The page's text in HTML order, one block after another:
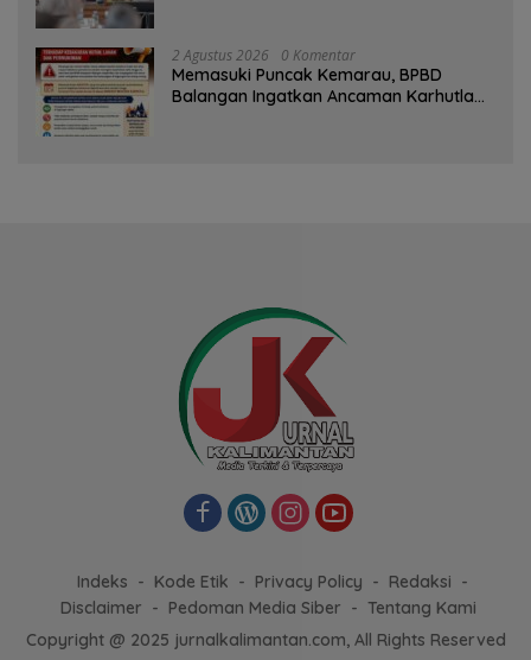
2 Agustus 2026 0 Komentar
Memasuki Puncak Kemarau, BPBD
Balangan Ingatkan Ancaman Karhutla
Indeks Kode Etik Privacy Policy
Redaksi
Disclaimer
Pedoman Media Siber
Tentang Kami
Copyright @ 2025 jurnalkalimantan.com, All Rights Reserved